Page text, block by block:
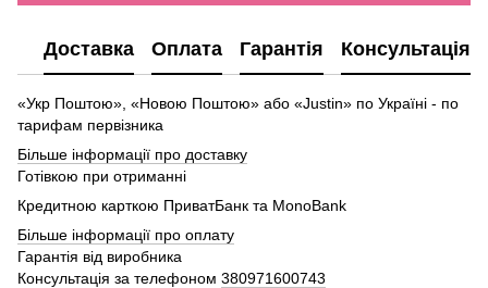
Доставка Оплата Гарантія Консультація
«Укр Поштою», «Новою Поштою» або «Justin» по Україні - по
тарифам первізника
Більше інформації про доставку
Готівкою при отриманні
Кредитною карткою ПриватБанк та MonoBank
Більше інформації про оплату
Гарантія від виробника
Консультація за телефоном 380971600743